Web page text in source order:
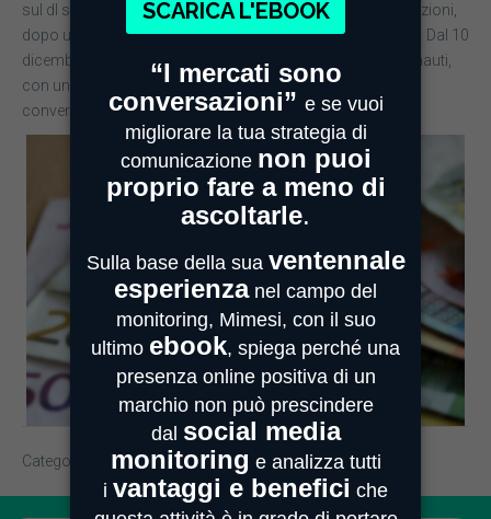
sul dl salvabanche: sono state sfiorate le 30.000 conversazioni,
dopo una sostanziale tranquillità fino al giorno precedente. Dal 10
dicembre in poi il trend mostra un alto interesse degli internauti,
con un calo minimo che è sceso poco sotto le 20mila
conversazioni giornaliere verso il termine della rilevazione.
Categoria Osservatori